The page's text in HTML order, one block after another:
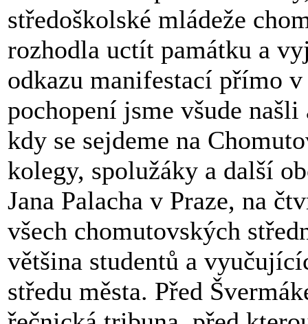
středoškolské mládeže
rozhodla uctít památku a
odkazu manifestací přímo
pochopení jsme všude
kdy se sejdeme na
kolegy, spolužáky a další
Jana Palacha v Praze, na
všech chomutovských
většina studentů a
středu města. Před